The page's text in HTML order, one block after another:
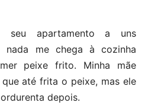
seu apartamento a uns
nada me chega à cozinha
peixe frito. Minha mãe
até frita o peixe, mas ele
depois.